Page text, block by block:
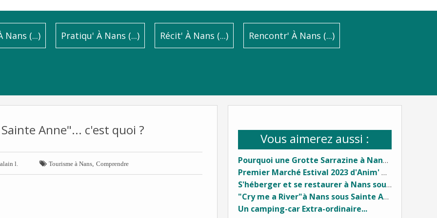
Nans (...) Pratiqu' À Nans (...) Récit' À Nans (...) Rencontr' À Nans (...)
Vous aimerez aussi :
Pourquoi une Grotte Sarrazine à Nans sous Sainte Anne (...) ?
Premier Marché Estival 2023 d'Anim' À Nans (...)
S'héberger et se restaurer à Nans sous Sainte Anne (...)
"Cry me a River"à Nans sous Sainte Anne...
Un camping-car Extra-ordinaire...
Anne"... c'est quoi ?
alain l.  Tourisme à Nans, Comprendre